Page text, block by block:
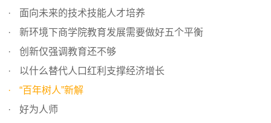
面向未来的技术技能人才培养
新环境下商学院教育发展需要做好五个平衡
创新仅强调教育还不够
以什么替代人口红利支撑经济增长
“百年树人”新解
好为人师